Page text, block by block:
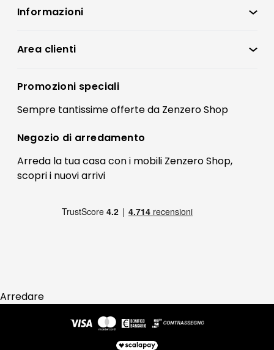
Informazioni
Condizioni di vendita
Preferenze Cookies
Termini e condizioni
Contatti
FAQ
Pagamenti
Area clienti
Registrati
Il mio account
Promozioni speciali
Sempre tantissimeofferteda Zenzero Shop
Negozio di arredamento
Arreda la tua casa con i mobili Zenzero Shop,
scopri i nuovi arrivi
Arredare